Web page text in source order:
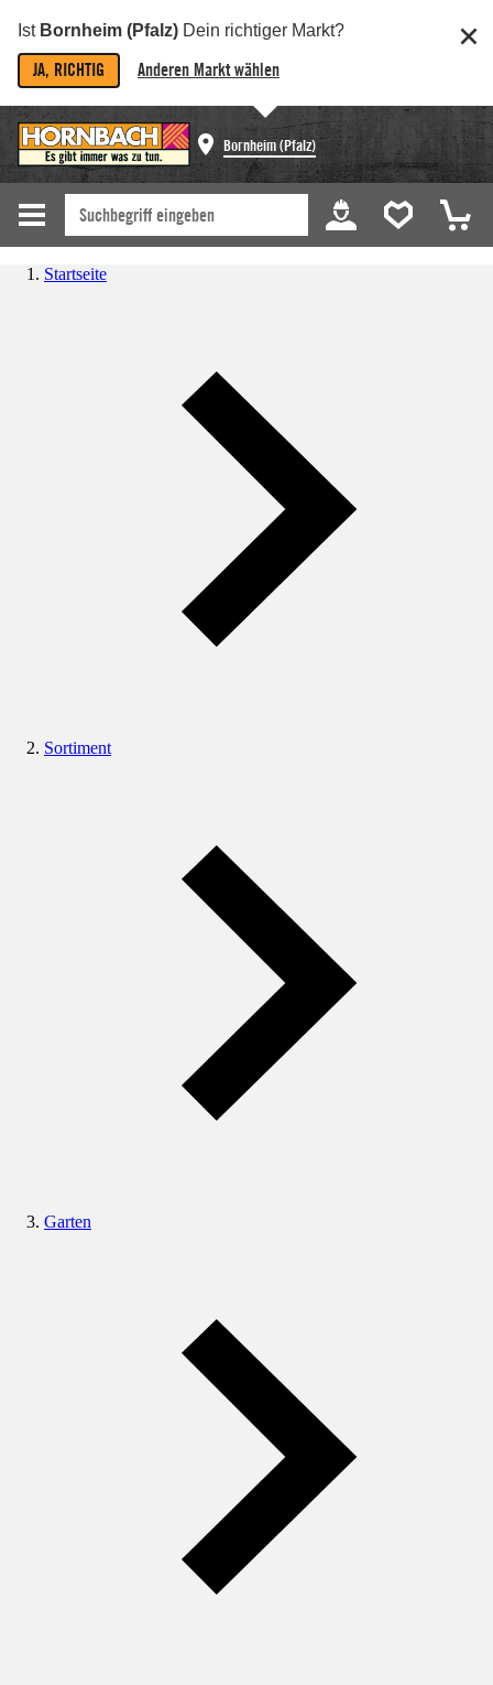
Ist Bornheim (Pfalz) Dein richtiger Markt?
JA, RICHTIG Anderen Markt wählen
Bornheim (Pfalz)
Startseite
Sortiment
Garten